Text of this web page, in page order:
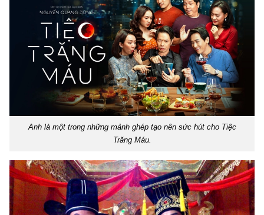
Anh là một trong những mảnh ghép tạo nên sức hút cho Tiệc
Trăng Máu.